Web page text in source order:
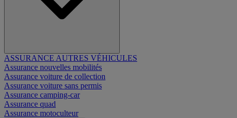
ASSURANCE AUTRES VÉHICULES
Assurance nouvelles mobilités
Assurance voiture de collection
Assurance voiture sans permis
Assurance camping-car
Assurance quad
Assurance motoculteur